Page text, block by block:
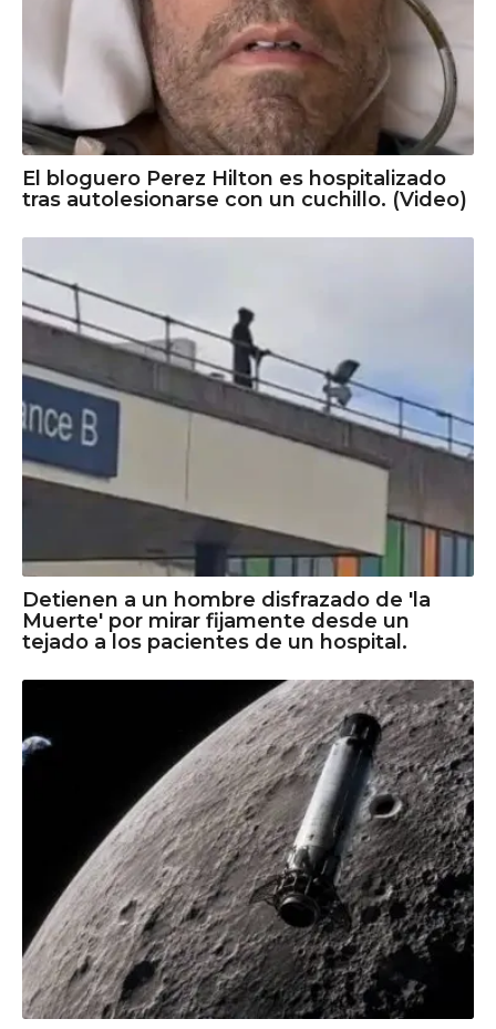
El bloguero Perez Hilton es hospitalizado
tras autolesionarse con un cuchillo. (Video)
Detienen a un hombre disfrazado de 'la
Muerte' por mirar fijamente desde un
tejado a los pacientes de un hospital.